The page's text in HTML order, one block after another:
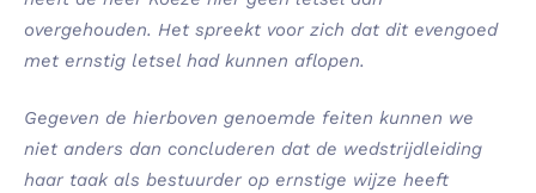
overgehouden. Het spreekt voor zich dat dit evengoed
met ernstig letsel had kunnen aflopen.
Gegeven de hierboven genoemde feiten kunnen we
niet anders dan concluderen dat de wedstrijdleiding
haar taak als bestuurder op ernstige wijze heeft